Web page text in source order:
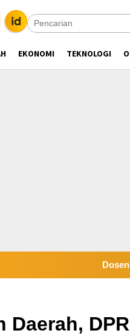
EKONOMI TEKNOLOGI
Dosen Geofisika
Daerah,